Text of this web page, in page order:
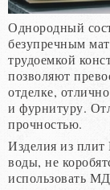
Однородный
безупречным
трудоемкой
позволяют
отделке,
и фурнитуру.
прочностью.
Изделия из
воды, не
использовать